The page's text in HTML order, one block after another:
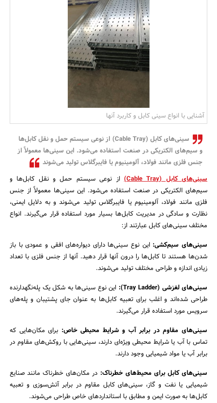
جستجو
آشنایی با انواع سینی کابل و کاربرد آنها
سینی‌های کابل (Cable Tray) از نوعی سیستم حمل و نقل کابل‌ها
و سیم‌های الکتریکی در صنعت استفاده می‌شود. این سینی‌ها معمولاً از
جنس فلزی مانند فولاد، آلومینیوم یا فایبرگلاس تولید می‌شوند
سینی‌های کابل (Cable Tray)
از نوعی سیستم حمل و نقل کابل‌ها و
سیم‌های الکتریکی در صنعت استفاده می‌شود. این سینی‌ها معمولاً از جنس
فلزی مانند فولاد، آلومینیوم یا فایبرگلاس تولید می‌شوند و به دلایل ایمنی،
نظارت و سادگی در مدیریت کابل‌ها بسیار مورد استفاده قرار می‌گیرند. انواع
مختلف سینی‌های کابل عبارتند از:
سینی‌های سیم‌کشی: این نوع سینی‌ها دارای دیواره‌های افقی و عمودی با باز
شدن‌ها هستند تا کابل‌ها را درون آنها قرار دهید. آنها از جنس فلزی با تعداد
زیادی اندازه و طراحی مختلف تولید می‌شوند.
سینی‌های لغزشی (Tray Ladder):
این نوع سینی‌ها به شکل یک پله‌نگهدارنده
طراحی شده‌اند و اغلب برای تعبیه کابل‌ها به عنوان جای پشتیبان و پله‌های
سرویس مورد استفاده قرار می‌گیرند.
سینی‌های مقاوم در برابر آب و شرایط محیطی خاص: برای مکان‌هایی که
تماس با آب یا شرایط محیطی ویژه‌ای دارند، سینی‌هایی با روکش‌های مقاوم در
برابر آب یا مواد شیمیایی وجود دارند.
سینی‌های کابل برای محیط‌های خطرناک: در مکان‌های خطرناک مانند صنایع
شیمیایی یا نفت و گاز، سینی‌های کابل مقاوم در برابر آتش‌سوزی و تعبیه
کابل‌ها به صورت ایمن و مطابق با استانداردهای خاص طراحی می‌شوند.